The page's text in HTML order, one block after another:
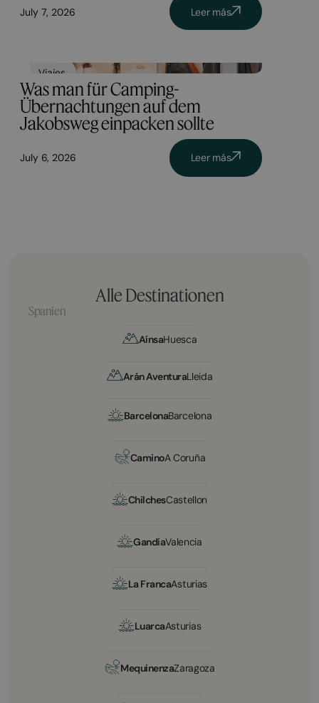
July 7, 2026 Leer más
Viajes
Was man für Camping-
Übernachtungen auf dem
Jakobsweg einpacken sollte
July 6, 2026 Leer más
Alle Destinationen
Spanien
AínsaHuesca
Arán AventuraLleida
BarcelonaBarcelona
CaminoA Coruña
ChilchesCastellon
GandíaValencia
La FrancaAsturias
LuarcaAsturias
MequinenzaZaragoza